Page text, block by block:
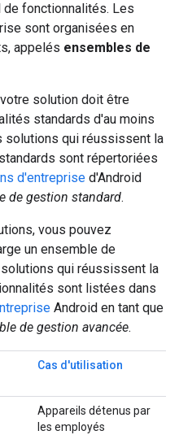
fonctionnalités. Les
sont organisées en
appelés ensembles de
solution doit être
standards d'au moins
solutions qui réussissent la
sont répertoriées
d'entreprise d'Android
de gestion standard.
vous pouvez
un ensemble de
qui réussissent la
sont listées dans
Android en tant que
de gestion avancée.
Cas d'utilisation
Appareils détenus par
les employés